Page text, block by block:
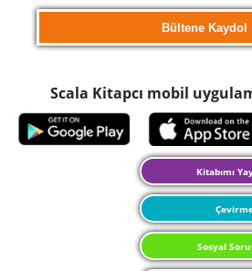
Scala Kitapcı mobil
Kitabımı
Sosyal